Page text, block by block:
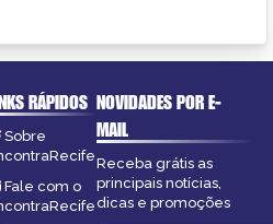
RÁPIDOS
Sobre
Fale com o
NOVIDADES POR E-
MAIL
Receba grátis as
principais notícias,
dicas e promoções